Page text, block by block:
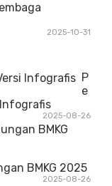
2025-10-31
P
e
Infografis
2025-08-26
BMKG 2025
2025-08-26